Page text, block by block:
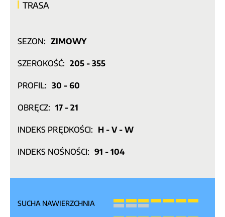
TRASA
SEZON: ZIMOWY
SZEROKOŚĆ: 205 - 355
PROFIL: 30 - 60
OBRĘCZ: 17 - 21
INDEKS PRĘDKOŚCI: H - V - W
INDEKS NOŚNOŚCI: 91 - 104
SUCHA NAWIERZCHNIA